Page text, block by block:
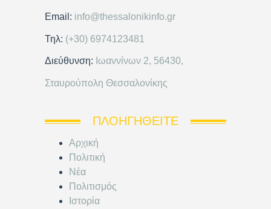
Email: info@thessalonikinfo.gr
Τηλ: (+30) 6974123481
Διεύθυνση: Ιωαννίνων 2, 56430,
Σταυρούπολη Θεσσαλονίκης
ΠΛΟΗΓΗΘΕΊΤΕ
Αρχική
Πολιτική
Νέα
Πολιτισμός
Ιστορία